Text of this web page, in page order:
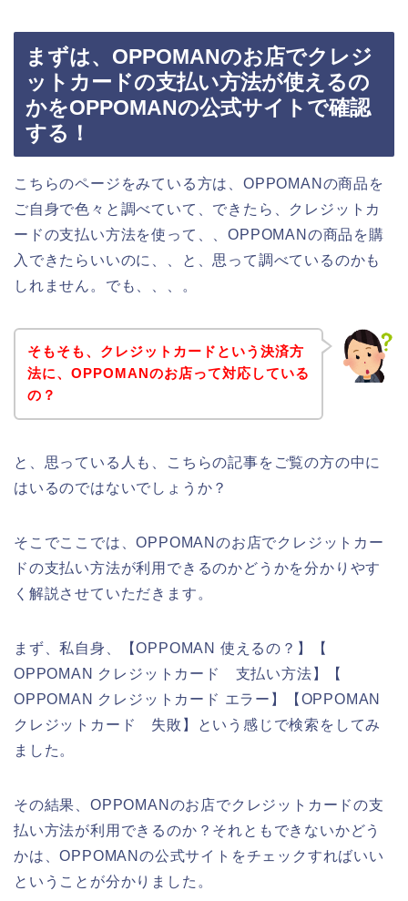
まずは、OPPOMANのお店でクレジ
ットカードの支払い方法が使えるの
かをOPPOMANの公式サイトで確認
する！
こちらのページをみている方は、OPPOMANの商品を
ご自身で色々と調べていて、できたら、クレジットカ
ードの支払い方法を使って、、OPPOMANの商品を購
入できたらいいのに、、と、思って調べているのかも
しれません。でも、、、。
そもそも、クレジットカードという決済方
法に、OPPOMANのお店って対応している
の？
と、思っている人も、こちらの記事をご覧の方の中に
はいるのではないでしょうか？
そこでここでは、OPPOMANのお店でクレジットカー
ドの支払い方法が利用できるのかどうかを分かりやす
く解説させていただきます。
まず、私自身、【OPPOMAN 使えるの？】【
OPPOMAN クレジットカード 支払い方法】【
OPPOMAN クレジットカード エラー】【OPPOMAN
クレジットカード 失敗】という感じで検索をしてみ
ました。
その結果、OPPOMANのお店でクレジットカードの支
払い方法が利用できるのか？それともできないかどう
かは、OPPOMANの公式サイトをチェックすればいい
ということが分かりました。